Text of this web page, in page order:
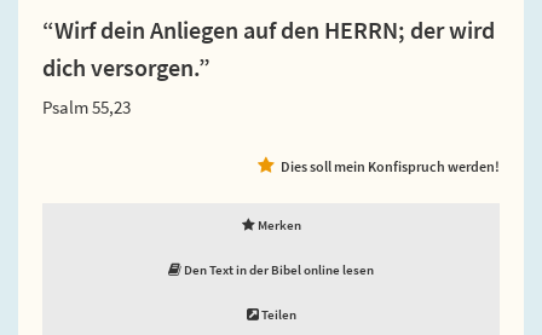
“Wirf dein Anliegen auf den HERRN; der wird
dich versorgen.”
Psalm 55,23
Dies soll mein Konfispruch werden!
Merken
Den Text in der Bibel online lesen
Teilen